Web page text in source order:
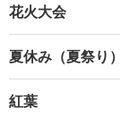
花火大会
夏休み（夏祭り）
紅葉